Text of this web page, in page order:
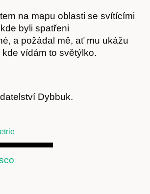
na mapu oblasti se svítícími
byli spatřeni
a požádal mě, ať mu ukážu
vídám to světýlko.
Dybbuk.